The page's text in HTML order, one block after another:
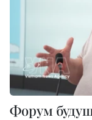
Форум